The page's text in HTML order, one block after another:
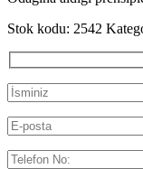
Stok kodu: 2542